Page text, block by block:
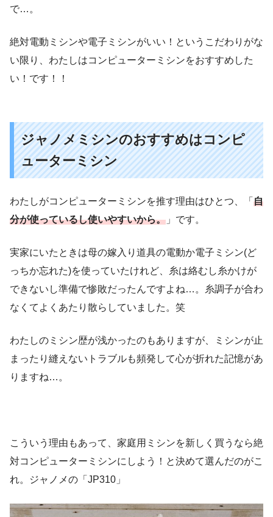
で…。
絶対電動ミシンや電子ミシンがいい！というこだわりがな
い限り、わたしはコンピューターミシンをおすすめした
い！です！！
ジャノメミシンのおすすめはコンピ
ューターミシン
わたしがコンピューターミシンを推す理由はひとつ、「 自
分が使っているし使いやすいから。 」です。
実家にいたときは母の嫁入り道具の電動か電子ミシン(ど
っちか忘れた)を使っていたけれど、糸は絡むし糸かけが
できないし準備で惨敗だったんですよね…。糸調子が合わ
なくてよくあたり散らしていました。笑
わたしのミシン歴が浅かったのもありますが、ミシンが止
まったり縫えないトラブルも頻発して心が折れた記憶があ
りますね…。
こういう理由もあって、家庭用ミシンを新しく買うなら絶
対コンピューターミシンにしよう！と決めて選んだのがこ
れ。ジャノメの「JP310」